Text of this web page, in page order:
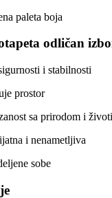
paleta boja
odličan
i stabilnosti
prostor
sa prirodom i
i nenametljiva
sobe